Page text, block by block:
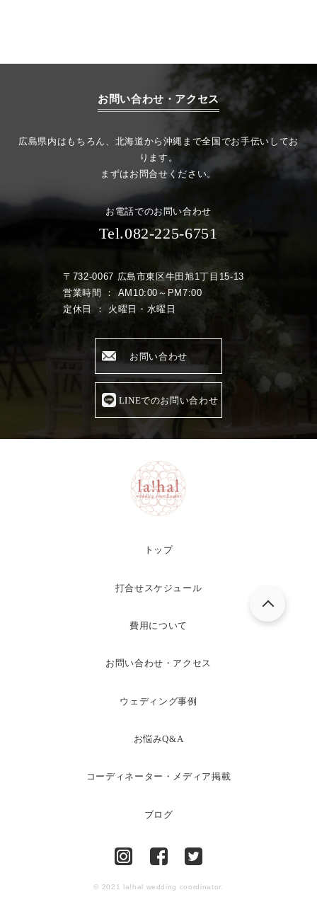
お問い合わせ・アクセス
広島県内はもちろん、北海道から沖縄まで全国でお手伝いしてお
ります。
まずはお問合せください。
お電話でのお問い合わせ
Tel.082-225-6751
〒732-0067 広島市東区牛田旭1丁目15-13
営業時間 ： AM10:00～PM7:00
定休日 ： 火曜日・水曜日
お問い合わせ
LINEでのお問い合わせ
トップ
打合せスケジュール
費用について
お問い合わせ・アクセス
ウェディング事例
お悩みQ&A
コーディネーター・メディア掲載
ブログ
© 2021 la!hal wedding coordinator.